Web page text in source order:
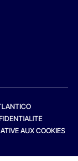
AUX COOKIES